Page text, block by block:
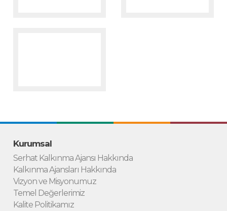
Kurumsal
Serhat Kalkınma Ajansı Hakkında
Kalkınma Ajansları Hakkında
Vizyon ve Misyonumuz
Temel Değerlerimiz
Kalite Politikamız